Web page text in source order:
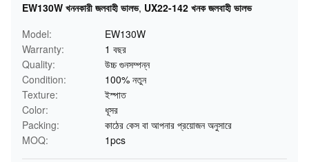
EW130W খননকারী জলবাহী ভালভ, UX22-142 খনক জলবাহী ভালভ
Model:
EW130W
Warranty:
1 বছর
Quality:
উচ্চ গুনসম্পন্ন
Condition:
100% নতুন
Texture:
ইস্পাত
Color:
ধূসর
Packing:
কাঠের কেস বা আপনার প্রয়োজন অনুসারে
MOQ:
1pcs